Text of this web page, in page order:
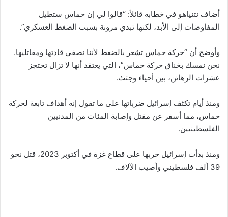
أضاف نتنياهو في خطابه قائلاً: “قالوا لي إن حماس ستطيل
المفاوضات إلى الأبد، لكنها تبدي مرونة بسبب الضغط العسكري”.
وأوضح أن “حركة حماس تشعر بالضغط لأننا نصفي قادتها ومقاتليها.
نحن نمسك بخناق حركة حماس”، التي يعتقد أنها لا تزال تحتجز
عشرات الرهائن، بين أحياء وجثث.
ومنذ أيام تكثف إسرائيل ضرباتها على ما تقول إنه أهداف تابعة لحركة
حماس، مما أسفر عن مقتل وإصابة المئات من المدنيين
الفلسطينيين.
ومنذ بدأت إسرائيل حربها على قطاع غزة في أكتوبر 2023، قتل نحو
39 ألف فلسطيني وأصيب الآلاف.